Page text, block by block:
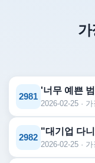
2981
2026-02-25 ·
2982
2026-02-25 ·